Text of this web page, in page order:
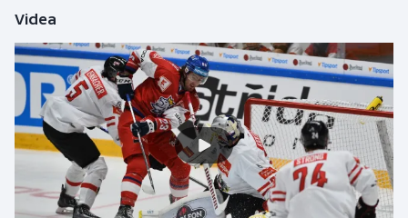
Futsal
Golf
Gymnastika
Házená
Jezdectví
Videa